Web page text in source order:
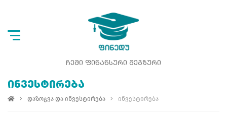
ᲩᲔᲛᲘ ᲤᲘᲜᲐᲜᲡᲣᲠᲘ ᲛᲔᲒᲖᲣᲠᲘ
ᲘᲜᲕᲔᲡᲢᲘᲠᲔᲑᲐ
დაზოგვა და ინვესტირება ინვესტირება